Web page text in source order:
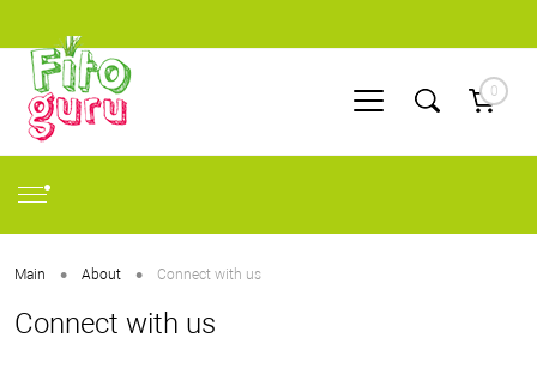
0
Main • About • Connect with us
Connect with us